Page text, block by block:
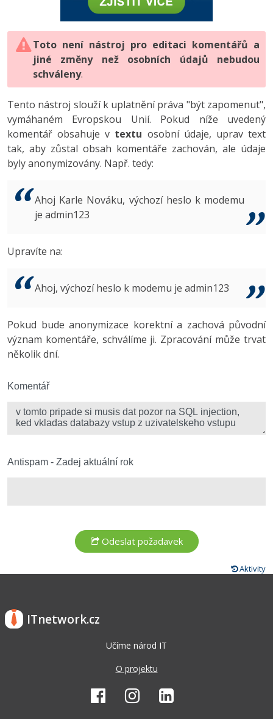
HTML5, CSS3, Bootstrap, SEO
SQL a databáze
Testování a verzování
UML a návrhové vzory
React
Spring
ASP.NET MVC
Best practices
PHP
JavaScript
Python
HTML / CSS
UML a návrhové vzory
MySQL/MariaDB
MS-SQL
Vývojář mobilních aplikací
C# Game developer
Tester
Systémový administrátor
3D grafik
Copywriter
WordPress specialista
-80%
JavaScript -80%
PHP -80%
Swift -80%
Kotlin -80%
VB.NET
Algoritmy -41%
Umělá inteligence (AI) -10%
Fórum
Digitální gramotnost
Marketing
WordPress
SEO
UX
Business
Copywriting
Windows
Kybernetická bezpečnost
Photoshop -80%
Adobe Illustrator -80%
Adobe Lightroom
Adobe XD
Adobe InDesign -25%
Adobe After Effects
Inkscape
Fórum
Toto není nástroj pro editaci komentářů a
jiné změny než osobních údajů nebudou
schváleny.
Tento nástroj slouží k uplatnění práva "být zapomenut",
vymáhaném Evropskou Unií. Pokud níže uvedený
komentář obsahuje v textu osobní údaje, uprav text
tak, aby zůstal obsah komentáře zachován, ale údaje
byly anonymizovány. Např. tedy:
Ahoj Karle Nováku, výchozí heslo k modemu
je admin123
Upravíte na:
Ahoj, výchozí heslo k modemu je admin123
Pokud bude anonymizace korektní a zachová původní
význam komentáře, schválíme ji. Zpracování může trvat
několik dní.
Komentář
Antispam - Zadej aktuální rok
Aktivity
ITnetwork.cz
Učíme národ IT
O projektu